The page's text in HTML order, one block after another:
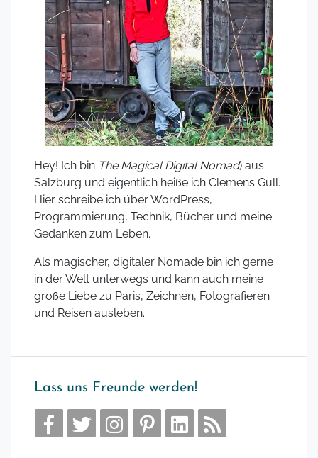
Hey! Ich bin The Magical Digital Nomad) aus
Salzburg und eigentlich heiße ich Clemens Gull.
Hier schreibe ich über WordPress,
Programmierung, Technik, Bücher und meine
Gedanken zum Leben.
Als magischer, digitaler Nomade bin ich gerne
in der Welt unterwegs und kann auch meine
große Liebe zu Paris, Zeichnen, Fotografieren
und Reisen ausleben.
Lass uns Freunde werden!